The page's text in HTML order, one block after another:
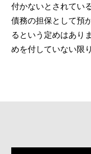
付かないとされてい
債務の担保として預
るという定めはあり
めを付していない限